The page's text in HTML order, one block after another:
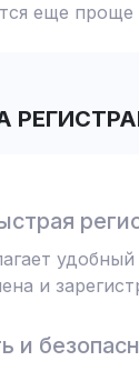
еще проще
и
и